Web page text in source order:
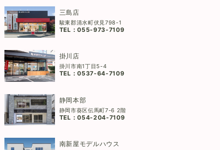
三島店
駿東郡清水町伏見798-1
TEL：055-973-7109
掛川店
掛川市南1丁目5-4
TEL：0537-64-7109
静岡本部
静岡市葵区伝馬町7-6 2階
TEL：054-204-7109
南新屋モデルハウス